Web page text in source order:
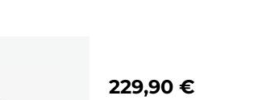
229,90 €